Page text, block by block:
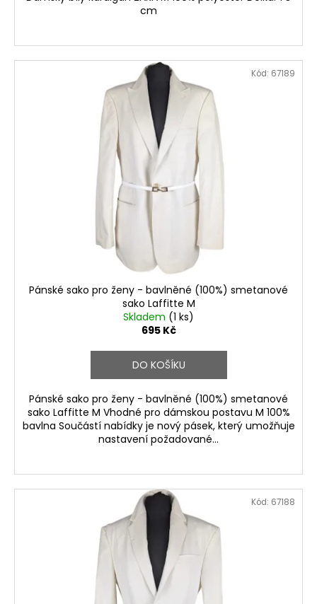
cm
Pánské sako pro ženy - bavlněné (100%) smetanové
sako Laffitte M
Skladem (1 ks)
695 Kč
DO KOŠÍKU
Pánské sako pro ženy - bavlněné (100%) smetanové
sako Laffitte M Vhodné pro dámskou postavu M 100%
bavlna Součástí nabídky je nový pásek, který umožňuje
nastavení požadované...
Kód: 67189
Kód: 67188